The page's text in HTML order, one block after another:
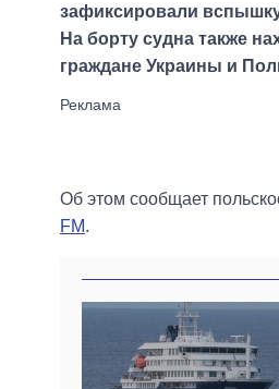
зафиксировали
На борту судна также
граждане Украины и
Об этом сообщает
FM.